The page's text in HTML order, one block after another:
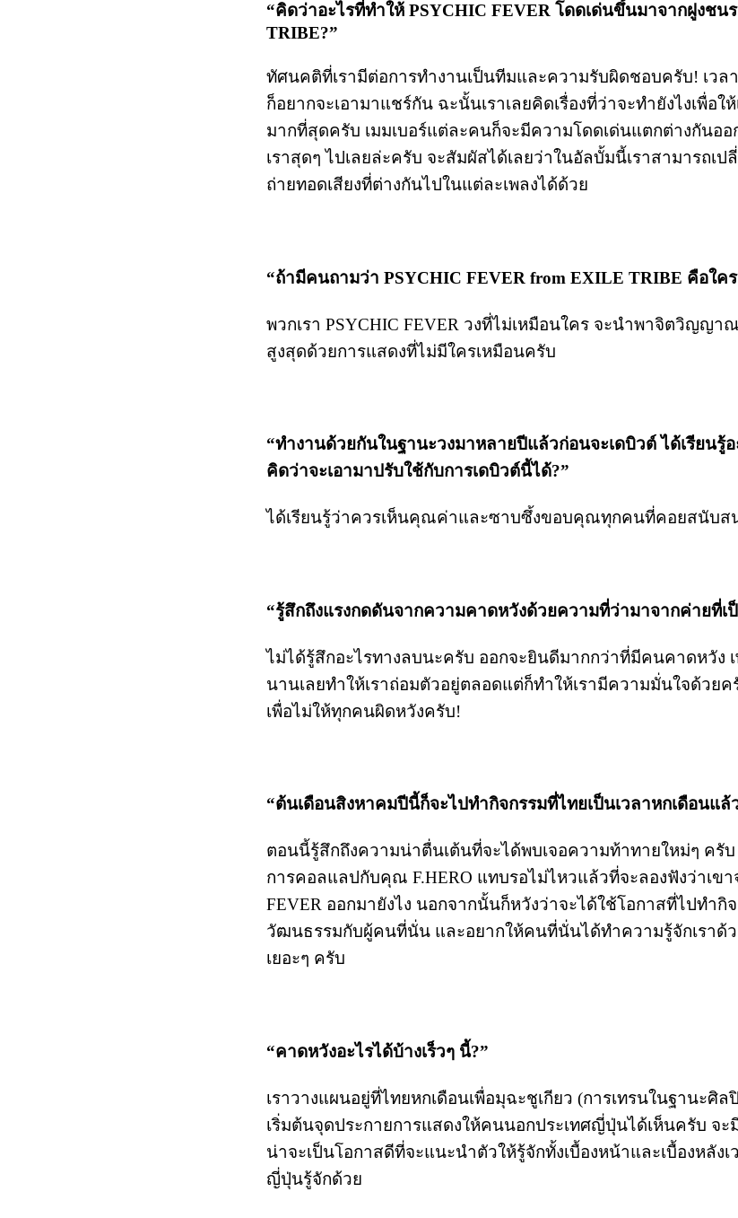
“คิดว่าอะไรที่ทำให้ PSYCHIC FEVER โดดเด่นขึ้นมาจากฝูงชน
TRIBE?”
ทัศนคติที่เรามีต่อการทำงานเป็นทีมและความรับผิดชอบครับ! เวลา
ก็อยากจะเอามาแชร์กัน ฉะนั้นเราเลยคิดเรื่องที่ว่าจะทำยังไงเพื่อ
มากที่สุดครับ เมมเบอร์แต่ละคนก็จะมีความโดดเด่นแตกต่างกันออ
เราสุดๆ ไปเลยล่ะครับ จะสัมผัสได้เลยว่าในอัลบั้มนี้เราสามารถเ
ถ่ายทอดเสียงที่ต่างกันไปในแต่ละเพลงได้ด้วย
“ถ้ามีคนถามว่า PSYCHIC FEVER from EXILE TRIBE คือใคร
พวกเรา PSYCHIC FEVER วงที่ไม่เหมือนใคร จะนำพาจิตวิญญา
สูงสุดด้วยการแสดงที่ไม่มีใครเหมือนครับ
“ทำงานด้วยกันในฐานะวงมาหลายปีแล้วก่อนจะเดบิวต์ ได้เรียนรู้
คิดว่าจะเอามาปรับใช้กับการเดบิวต์นี้ได้?”
ได้เรียนรู้ว่าควรเห็นคุณค่าและซาบซึ้งขอบคุณทุกคนที่คอยสนับส
“รู้สึกถึงแรงกดดันจากความคาดหวังด้วยความที่ว่ามาจากค่ายที่
ไม่ได้รู้สึกอะไรทางลบนะครับ ออกจะยินดีมากกว่าที่มีคนคาดหวัง เ
นานเลยทำให้เราถ่อมตัวอยู่ตลอดแต่ก็ทำให้เรามีความมั่นใจด้วยค
เพื่อไม่ให้ทุกคนผิดหวังครับ!
“ต้นเดือนสิงหาคมปีนี้ก็จะไปทำกิจกรรมที่ไทยเป็นเวลาหกเดือนแล้
ตอนนี้รู้สึกถึงความน่าตื่นเต้นที่จะได้พบเจอความท้าทายใหม่ๆ ครับ
การคอลแลปกับคุณ F.HERO แทบรอไม่ไหวแล้วที่จะลองฟังว่าเขา
FEVER ออกมายังไง นอกจากนั้นก็หวังว่าจะได้ใช้โอกาสที่ไปทำกิ
วัฒนธรรมกับผู้คนที่นั่น และอยากให้คนที่นั่นได้ทำความรู้จักเราด้ว
เยอะๆ ครับ
“คาดหวังอะไรได้บ้างเร็วๆ นี้?”
เราวางแผนอยู่ที่ไทยหกเดือนเพื่อมุฉะชูเกียว (การเทรนในฐานะศิ
เริ่มต้นจุดประกายการแสดงให้คนนอกประเทศญี่ปุ่นได้เห็นครับ จะ
น่าจะเป็นโอกาสดีที่จะแนะนำตัวให้รู้จักทั้งเบื้องหน้าและเบื้องหลัง
ญี่ปุ่นรู้จักด้วย